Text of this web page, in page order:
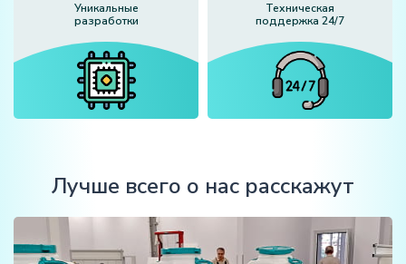
Уникальные
разработки
Техническая
поддержка 24/7
Лучше всего о нас расскажут